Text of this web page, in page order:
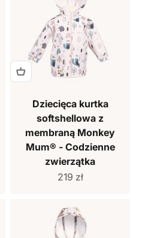
Dziecięca kurtka
softshellowa z
membraną Monkey
Mum® - Codzienne
zwierzątka
Cena sprzedaży
219 zł